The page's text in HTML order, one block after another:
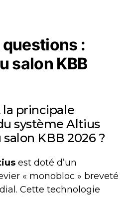
questions :
salon KBB
la principale
système Altius
KBB 2026 ?
est doté d’un
« monobloc » breveté
Cette technologie